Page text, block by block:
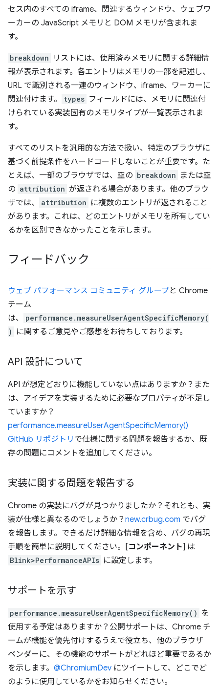
セス内のすべての iframe、関連するウィンドウ、ウェブワ
ーカーの JavaScript メモリと DOM メモリが含まれま
す。
breakdown
リストには、使用済みメモリに関する詳細情
報が表示されます。各エントリはメモリの一部を記述し、
URL で識別される一連のウィンドウ、iframe、ワーカーに
関連付けます。
types フィールドには、メモリに関連付
けられている実装固有のメモリタイプが一覧表示されま
す。
すべてのリストを汎用的な方法で扱い、特定のブラウザに
基づく前提条件をハードコードしないことが重要です。た
とえば、一部のブラウザでは、空の breakdown
または空
の attribution が返される場合があります。他のブラウ
ザでは、
attribution に複数のエントリが返されること
があります。これは、どのエントリがメモリを所有してい
るかを区別できなかったことを示します。
フィードバック
ウェブ パフォーマンス コミュニティ グループと Chrome
チーム
は、
performance.measureUserAgentSpecificMemory(
)
に関するご意見やご感想をお待ちしております。
API 設計について
API が想定どおりに機能していない点はありますか？また
は、アイデアを実装するために必要なプロパティが不足し
ていますか？
performance.measureUserAgentSpecificMemory()
GitHub リポジトリ で仕様に関する問題を報告するか、既
存の問題にコメントを追加してください。
実装に関する問題を報告する
Chrome の実装にバグが見つかりましたか？それとも、実
装が仕様と異なるのでしょうか？ new.crbug.com でバグ
を報告します。できるだけ詳細な情報を含め、バグの再現
手順を簡単に説明してください。[コンポーネント] は
Blink>PerformanceAPIs に設定します。
サポートを示す
performance.measureUserAgentSpecificMemory() を
使用する予定はありますか？公開サポートは、Chrome チ
ームが機能を優先付けするうえで役立ち、他のブラウザ
ベンダーに、その機能のサポートがどれほど重要であるか
を示します。 @ChromiumDev にツイートして、どこでど
のように使用しているかをお知らせください。